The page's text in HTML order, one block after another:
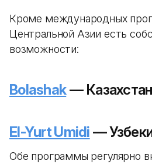
Кроме международных
Центральной Азии есть
возможности:
Bolashak— Казахстан
El-Yurt Umidi —
Обе программы регулярно